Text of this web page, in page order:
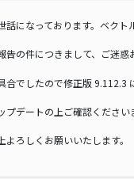
話になっております。ベクト
告の件につきまして、ご迷惑
合でしたので修正版 9.112.3
プデートの上ご確認ください
よろしくお願いいたします。